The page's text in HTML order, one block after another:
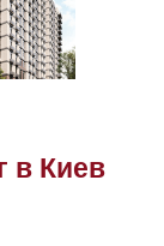
в Киев